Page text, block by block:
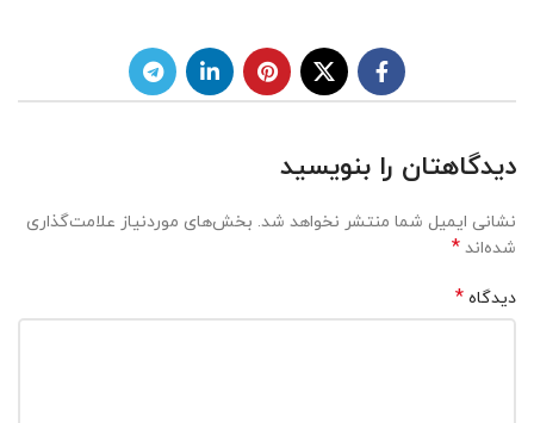
دیدگاهتان را بنویسید
نشانی ایمیل شما منتشر نخواهد شد. بخش‌های موردنیاز علامت‌گذاری
شده‌اند *
دیدگاه *